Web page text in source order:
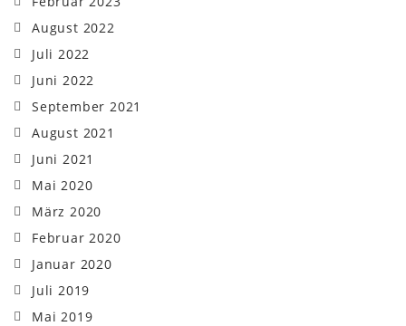
August 2022
Juli 2022
Juni 2022
September 2021
August 2021
Juni 2021
Mai 2020
März 2020
Februar 2020
Januar 2020
Juli 2019
Mai 2019